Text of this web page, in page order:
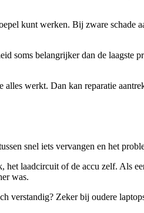
kunt werken. Bij zware schade
soms belangrijker dan de laagste
alles werkt. Dan kan reparatie
snel iets vervangen en het
het laadcircuit of de accu zelf. Als
was.
verstandig? Zeker bij oudere